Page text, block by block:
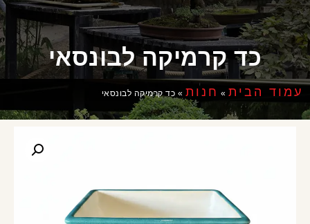
כד קרמיקה לבונסאי
עמוד הבית » חנות » כד קרמיקה לבונסאי